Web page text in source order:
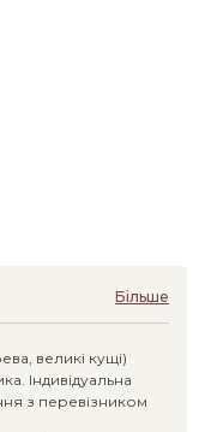
Більше
великі кущі)
Індивідуальна
з перевізником